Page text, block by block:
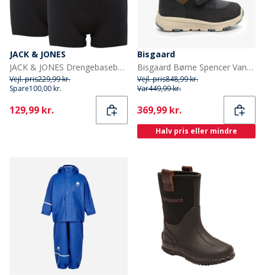
JACK & JONES
JACK & JONES Drengebaseboksere 5-pak Sort
Vejl. pris229,99 kr.
Spare100,00 kr.
Current
129,99 kr.
Bisgaard
Bisgaard Børne Spencer Vandtætte Tex Støvler Navy
Vejl. pris848,99 kr.
Var449,99 kr.
Current
369,99 kr.
Halv pris eller mindre